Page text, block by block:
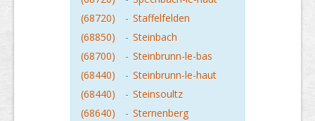
(68720)
- Staffelfelden
(68850)
- Steinbach
(68700)
- Steinbrunn-le-bas
(68440)
- Steinbrunn-le-haut
(68440)
- Steinsoultz
(68640)
- Sternenberg